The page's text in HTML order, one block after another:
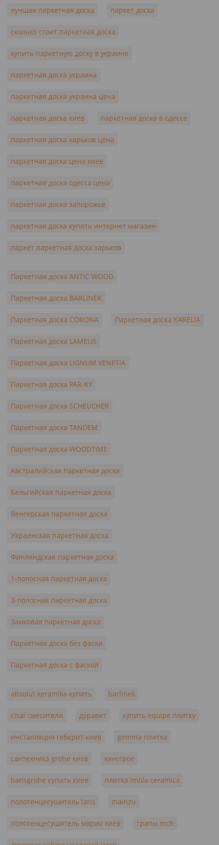
лучшая паркетная доска паркет доска
сколько стоит паркетная доска
купить паркетную доску в украине
паркетная доска украина
паркетная доска украина цена
паркетная доска киев паркетная доска в одессе
паркетная доска харьков цена
паркетная доска цена киев
паркетная доска одесса цена
паркетная доска запорожье
паркетная доска купить интернет магазин
паркет паркетная доска харьков
Паркетная доска ANTIC WOOD
Паркетная доска BARLINEK
Паркетная доска CORONA Паркетная доска KARELIA
Паркетная доска LAMELIS
Паркетная доска LIGNUM VENETIA
Паркетная доска PAR-KY
Паркетная доска SCHEUCHER
Паркетная доска TANDEM
Паркетная доска WOODTIME
Австралийская паркетная доска
Бельгийская паркетная доска
Венгерская паркетная доска
Украинская паркетная доска
Финляндская паркетная доска
1-полосная паркетная доска
3-полосная паркетная доска
Замковая паркетная доска
Паркетная доска без фаски
Паркетная доска с фаской
absolut keramika купить barlinek
cisal смесители дуравит купить equipe плитку
инсталляция геберит киев gemma плитка
сантехника grohe киев хансгрое
hansgrohe купить киев плитка imola ceramica
полотенцесушитель laris mainzu
полотенцесушитель марио киев трапы mch